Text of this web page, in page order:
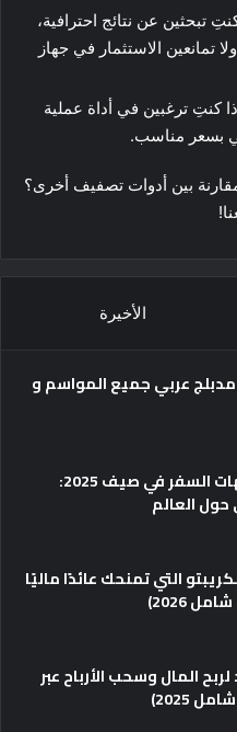
تبحثين عن نتائج احترافية،
تمانعين الاستثمار في جهاز
كنتِ ترغبين في أداة عملية
بسعر مناسب.
بين أدوات تصفيف أخرى؟
الأخيرة
عربي جميع المواسم و
أفضل وجهات السفر في صيف 2025:
حول العالم
التي تمنحك عائدًا ماليًا
2026)
المال وسحب الأرباح عبر